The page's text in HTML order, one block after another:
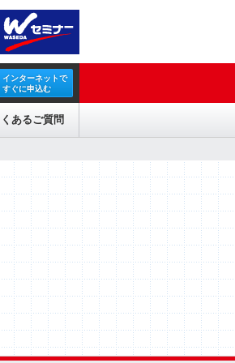
インターネットで
すぐに申込む
あるご質問